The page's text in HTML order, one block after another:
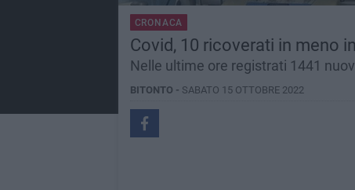
CRONACA
Covid, 10 ricoverati in meno
Nelle ultime ore registrati 1441
BITONTO - SABATO 15 OTTOBRE 2022